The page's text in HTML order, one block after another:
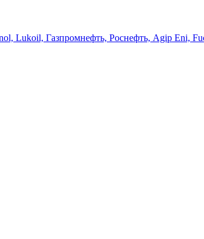
Lukoil, Газпромнефть, Роснефть, Agip Eni,